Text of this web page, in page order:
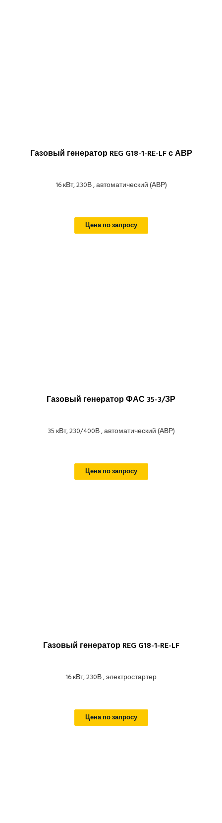
Газовый генератор REG G18-1-RE-LF с АВР
16 кВт, 230В , автоматический (АВР)
Цена по запросу
Газовый генератор ФАС 35-3/ЗР
35 кВт, 230/400В , автоматический (АВР)
Цена по запросу
Газовый генератор REG G18-1-RE-LF
16 кВт, 230В , электростартер
Цена по запросу